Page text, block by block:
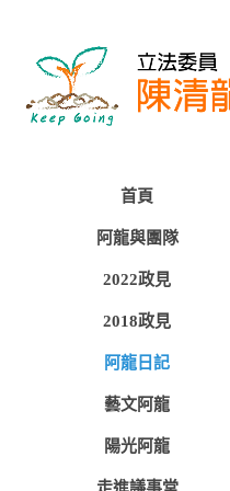
首頁
阿龍與團隊
2022政見
2018政見
阿龍日記
藝文阿龍
陽光阿龍